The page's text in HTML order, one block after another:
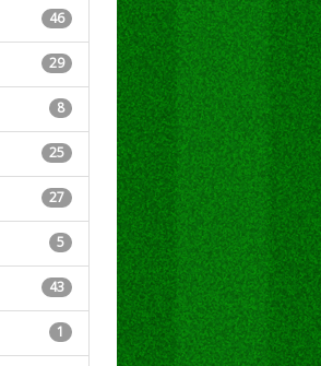
46
29
8
25
27
5
43
1